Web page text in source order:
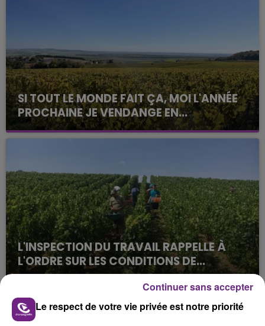
SI TOUT LE MONDE FAIT ÇA, MOI L'ANNÉE
PROCHAINE JE VENDANGE EN...
La vendange en Champagne a débuté ce jeudi 6
août dans la commune de Montgueux (Aube). Du
L'INSPECTION DU TRAVAIL RAPPELLE À
L'ORDRE SUR LES CONDITIONS DE...
Alors que les dates de début des vendange 2026
s'est avéré être plus précoce que prévu,
l'inspection du Travail en profite pour rappeler
les conditions de...
TITRES DIFFUSÉS
Le respect de votre vie privée est notre priorité
Continuer sans accepter